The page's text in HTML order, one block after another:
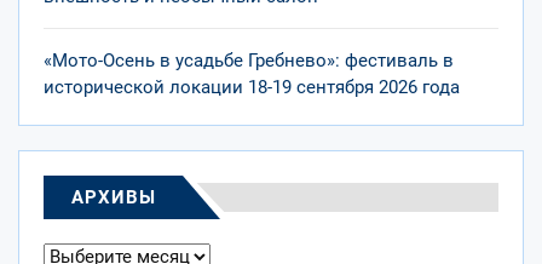
«Мото-Осень в усадьбе Гребнево»: фестиваль в
исторической локации 18-19 сентября 2026 года
АРХИВЫ
Архивы